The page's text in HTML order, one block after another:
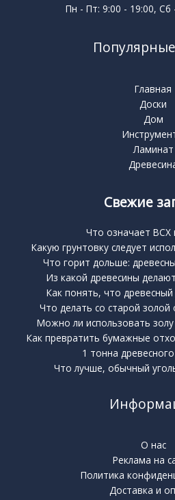
Пн - Пт: 9:00 - 19:00, Сб
Главная
Доски
Дом
Ламинат
Свежие
Что означает BCX
Какую грунтовку следует
Что горит дольше:
Из какой древесины
Как понять, что древесный
Что делать со старой золой
Можно ли использовать золу
Как превратить бумажные
1 тонна
Что лучше, обычный
О нас
Реклама на
Политика
Доставка и